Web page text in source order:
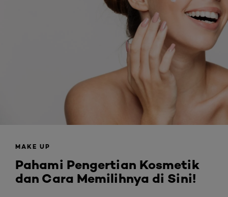
MAKE UP
Pahami Pengertian Kosmetik
dan Cara Memilihnya di Sini!